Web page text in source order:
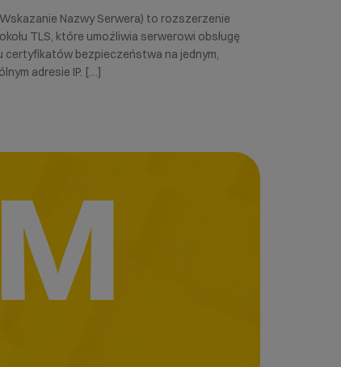
Nazwy Serwera) to rozszerzenie
TLS, które umożliwia serwerowi obsługę
certyfikatów bezpieczeństwa na jednym,
adresie IP. […]
M